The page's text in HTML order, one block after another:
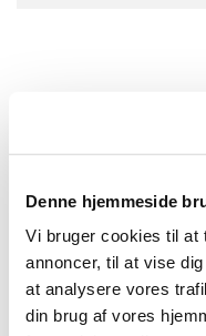
Denne hjemmeside
Vi bruger cookies til at
annoncer, til at vise
at analysere vores
din brug af vores